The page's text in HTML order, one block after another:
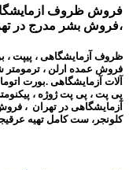
فروش ظروف
،فروش بشر مدرج در
ظروف آزمایشگاهی ، پیپت ،
فروش عمده ارلن ، ترمومتر
آلات آزمایشگاهی .بورت
پی پت ، پی پت ژوژه ،
آزمایشگاهی در تهران ،
کلونجر، ست کامل تهیه